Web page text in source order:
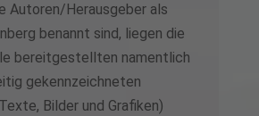
Autoren/Herausgeber als
benannt sind, liegen die
bereitgestellten namentlich
gekennzeichneten
Bilder und Grafiken)